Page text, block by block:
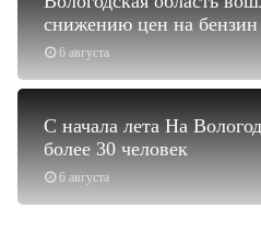
6 августа
снижению цен на бензин
6 августа
С начала лета На
более 30 человек